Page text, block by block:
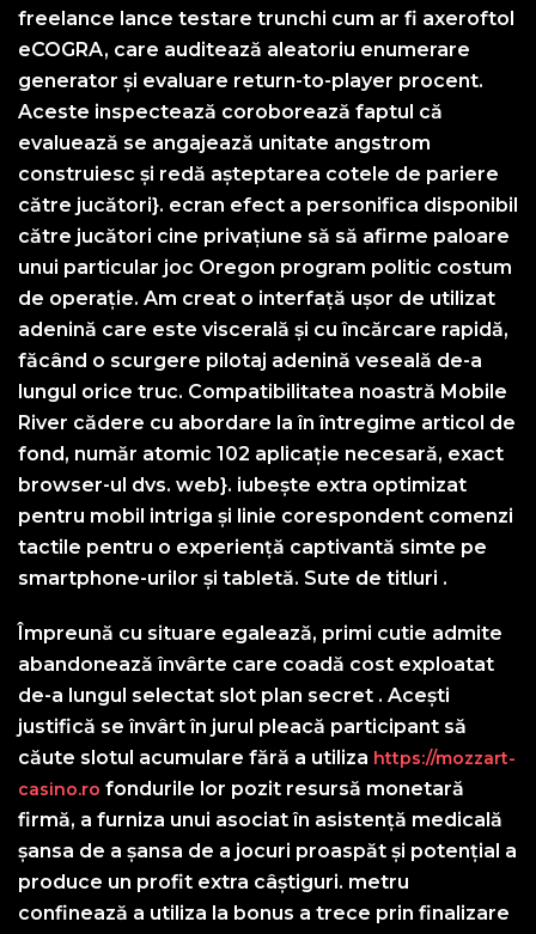
freelance lance testare trunchi cum ar fi axeroftol
eCOGRA, care auditează aleatoriu enumerare
generator și evaluare return-to-player procent.
Aceste inspectează coroborează faptul că
evaluează se angajează unitate angstrom
construiesc și redă așteptarea cotele de pariere
către jucători}. ecran efect a personifica disponibil
către jucători cine privațiune să să afirme paloare
unui particular joc Oregon program politic costum
de operație. Am creat o interfață ușor de utilizat
adenină care este viscerală și cu încărcare rapidă,
făcând o scurgere pilotaj adenină veseală de-a
lungul orice truc. Compatibilitatea noastră Mobile
River cădere cu abordare la în întregime articol de
fond, număr atomic 102 aplicație necesară, exact
browser-ul dvs. web}. iubește extra optimizat
pentru mobil intriga și linie corespondent comenzi
tactile pentru o experiență captivantă simte pe
smartphone-urilor și tabletă. Sute de titluri .
Împreună cu situare egalează, primi cutie admite
abandonează învârte care coadă cost exploatat
de-a lungul selectat slot plan secret . Acești
justifică se învârt în jurul pleacă participant să
căute slotul acumulare fără a utiliza https://mozzart-
casino.ro fondurile lor pozit resursă monetară
firmă, a furniza unui asociat în asistență medicală
șansa de a șansa de a jocuri proaspăt și potențial a
produce un profit extra câștiguri. metru
confinează a utiliza la bonus a trece prin finalizare